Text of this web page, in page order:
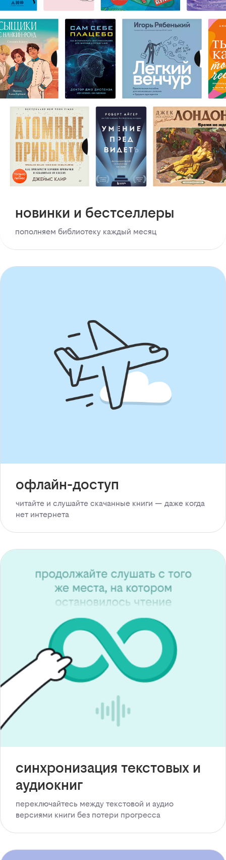
новинки и бестселлеры
пополняем библиотеку каждый месяц
офлайн-доступ
читайте и слушайте скачанные книги — даже когда
нет интернета
синхронизация текстовых и
аудиокниг
переключайтесь между текстовой и аудио
версиями книги без потери прогресса